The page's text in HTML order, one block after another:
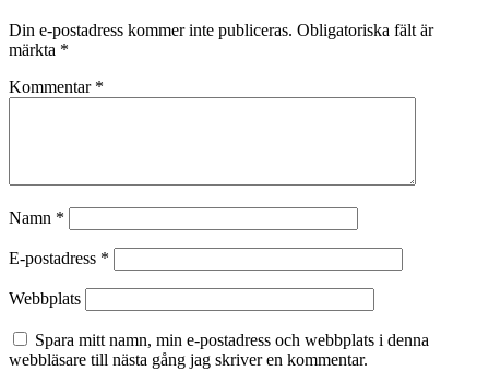
Din e-postadress kommer inte publiceras. Obligatoriska fält är
märkta *
Kommentar *
Namn *
E-postadress *
Webbplats
Spara mitt namn, min e-postadress och webbplats i denna
webbläsare till nästa gång jag skriver en kommentar.